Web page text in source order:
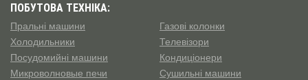
ПОБУТОВА ТЕХНІКА:
Пральні машини
Холодильники
Посудомийні машини
Микроволновые печи
Газові колонки
Телевізори
Кондиціонери
Сушильні машини